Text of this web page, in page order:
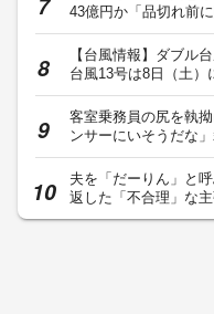
43億円か「品切れ前
【台風情報】ダブル
台風13号は8日（土
客室乗務員の尻を執
ンサーにいそうだな
夫を「だーりん」と
返した「不合理」な